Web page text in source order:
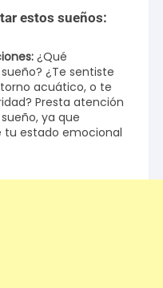
estos sueños:
¿Qué
¿Te sentiste
acuático, o te
Presta atención
ya que
tu estado emocional